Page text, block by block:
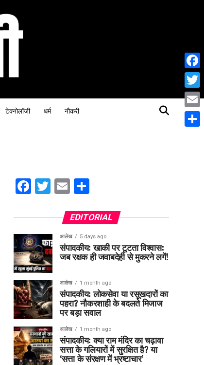
टेक्नोलॉजी धर्म नौकरी
Facebook
Twitter
Email
EDITORIAL
आलेख 5 days ago
संपादकीय: खाकी पर टूटता विश्वास:
जब रक्षक ही जवाबदेही से मुकरने लगें!
आलेख 1 month ago
संपादकीय: लोकसेवा या रसूखदारों का
पहरा? नौकरशाही के बदलते मिजाज
पर बड़ा सवाल
आलेख 1 month ago
संपादकीय: क्या राम मंदिर का चढ़ावा
सत्ता के गलियारों में सुरक्षित है? या
‘सत्ता के संरक्षण में भ्रष्टाचार’
Email